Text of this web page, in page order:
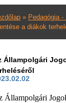
» Pedagógia
a diákok
Állampolgári
Állampolgári